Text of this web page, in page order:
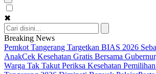
✖
Breaking News
Pemkot Tangerang Targetkan BIAS 2026
AnakCek Kesehatan Gratis Bersama
Warga Tak Takut Periksa Kesehatan